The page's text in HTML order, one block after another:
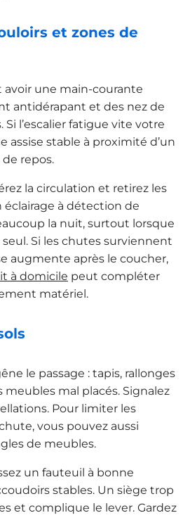
et zones de
avoir une main-courante
antidérapant et des nez de
l’escalier fatigue vite votre
assise stable à proximité d’un
de repos.
la circulation et retirez les
à détection de
la nuit, surtout lorsque
Si les chutes surviennent
augmente après le coucher,
à domicile peut compléter
matériel.
le passage : tapis, rallonges
mal placés. Signalez
Pour limiter les
vous pouvez aussi
de meubles.
un fauteuil à bonne
stables. Un siège trop
et complique le lever. Gardez